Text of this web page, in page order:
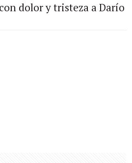
dolor y tristeza a Darío